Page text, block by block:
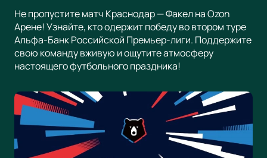
Не пропустите матч Краснодар — Факел на Ozon
Арене! Узнайте, кто одержит победу во втором туре
Альфа-Банк Российской Премьер-лиги. Поддержите
свою команду вживую и ощутите атмосферу
настоящего футбольного праздника!